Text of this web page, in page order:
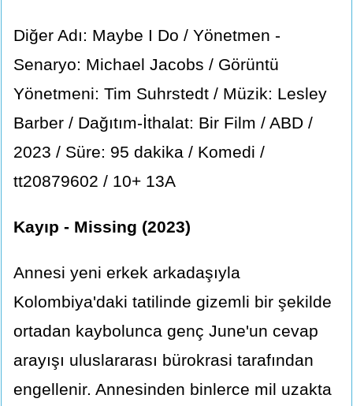
Diğer Adı: Maybe I Do / Yönetmen -
Senaryo: Michael Jacobs / Görüntü
Yönetmeni: Tim Suhrstedt / Müzik: Lesley
Barber / Dağıtım-İthalat: Bir Film / ABD /
2023 / Süre: 95 dakika / Komedi /
tt20879602 / 10+ 13A
Kayıp - Missing (2023)
Annesi yeni erkek arkadaşıyla
Kolombiya'daki tatilinde gizemli bir şekilde
ortadan kaybolunca genç June'un cevap
arayışı uluslararası bürokrasi tarafından
engellenir. Annesinden binlerce mil uzakta